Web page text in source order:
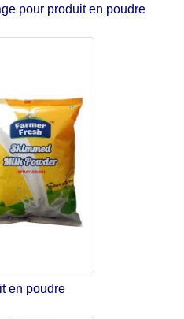
pour produit en poudre
en poudre